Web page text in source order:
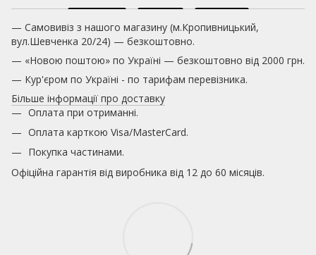
— Самовивіз з нашого магазину (м.Кропивницький,
вул.Шевченка 20/24) — безкоштовно.
— «Новою поштою» по Україні — безкоштовно від 2000 грн.
— Кур'єром по Україні - по тарифам перевізника.
Більше інформації про доставку
Оплата при отриманні.
Оплата карткою Visa/MasterCard.
Покупка частинами.
Офіційна гарантія від виробника від 12 до 60 місяців.